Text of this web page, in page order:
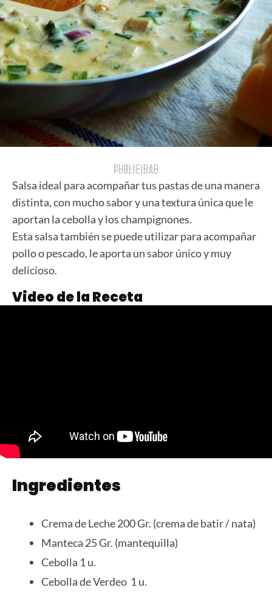
PUBLICIDAD
PUBLICIDAD
Salsa ideal para acompañar tus pastas de una manera
distinta, con mucho sabor y una textura única que le
aportan la cebolla y los champignones.
Esta salsa también se puede utilizar para acompañar
pollo o pescado, le aporta un sabor único y muy
delicioso.
Video de la Receta
Ingredientes
Crema de Leche 200 Gr. (crema de batir / nata)
Manteca 25 Gr. (mantequilla)
Cebolla 1 u.
Cebolla de Verdeo 1 u.